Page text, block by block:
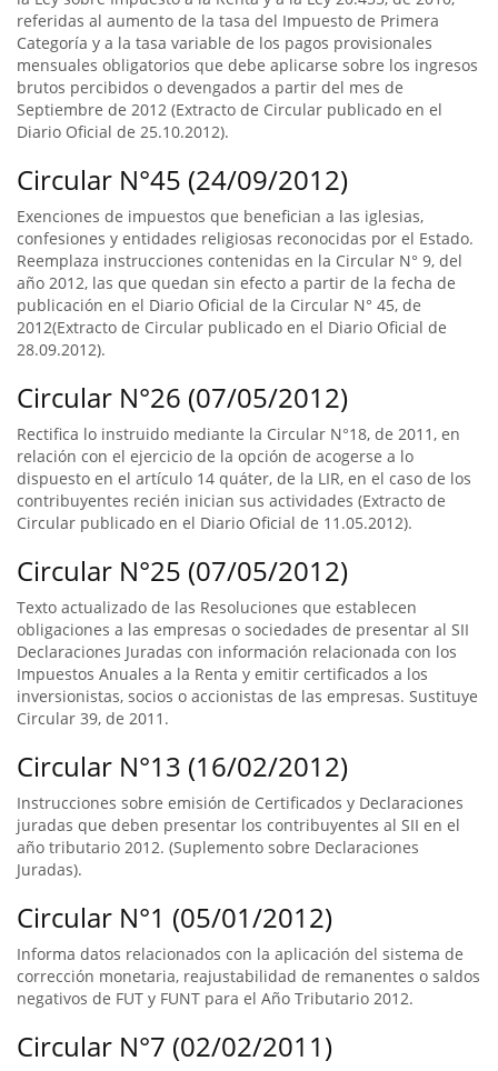
referidas al aumento de la tasa del Impuesto de Primera
Categoría y a la tasa variable de los pagos provisionales
mensuales obligatorios que debe aplicarse sobre los ingresos
brutos percibidos o devengados a partir del mes de
Septiembre de 2012 (Extracto de Circular publicado en el
Diario Oficial de 25.10.2012).
Circular N°45 (24/09/2012)
Exenciones de impuestos que benefician a las iglesias,
confesiones y entidades religiosas reconocidas por el Estado.
Reemplaza instrucciones contenidas en la Circular N° 9, del
año 2012, las que quedan sin efecto a partir de la fecha de
publicación en el Diario Oficial de la Circular N° 45, de
2012(Extracto de Circular publicado en el Diario Oficial de
28.09.2012).
Circular N°26 (07/05/2012)
Rectifica lo instruido mediante la Circular N°18, de 2011, en
relación con el ejercicio de la opción de acogerse a lo
dispuesto en el artículo 14 quáter, de la LIR, en el caso de los
contribuyentes recién inician sus actividades (Extracto de
Circular publicado en el Diario Oficial de 11.05.2012).
Circular N°25 (07/05/2012)
Texto actualizado de las Resoluciones que establecen
obligaciones a las empresas o sociedades de presentar al SII
Declaraciones Juradas con información relacionada con los
Impuestos Anuales a la Renta y emitir certificados a los
inversionistas, socios o accionistas de las empresas. Sustituye
Circular 39, de 2011.
Circular N°13 (16/02/2012)
Instrucciones sobre emisión de Certificados y Declaraciones
juradas que deben presentar los contribuyentes al SII en el
año tributario 2012. (Suplemento sobre Declaraciones
Juradas).
Circular N°1 (05/01/2012)
Informa datos relacionados con la aplicación del sistema de
corrección monetaria, reajustabilidad de remanentes o saldos
negativos de FUT y FUNT para el Año Tributario 2012.
Circular N°7 (02/02/2011)